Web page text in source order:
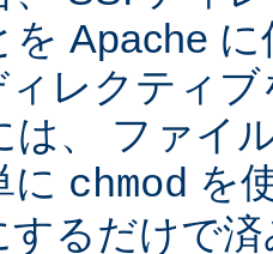
を Apache
レクティ
は、 ファイ
に chmod を
するだけで